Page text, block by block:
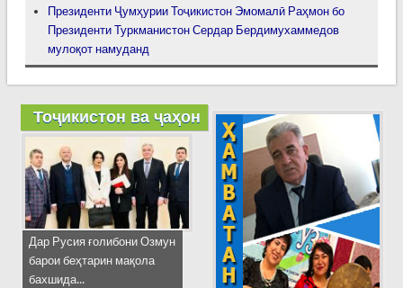
Президенти Ҷумҳурии Тоҷикистон Эмомалӣ Раҳмон бо
Президенти Туркманистон Сердар Бердимухаммедов
мулоқот намуданд
Тоҷикистон ва ҷаҳон
Дар Русия ғолибони Озмун
барои беҳтарин мақола
бахшида...